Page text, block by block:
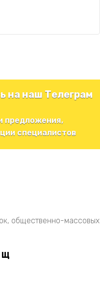
на наш Телеграм
предложения,
специалистов
общественно-массовых
Щ